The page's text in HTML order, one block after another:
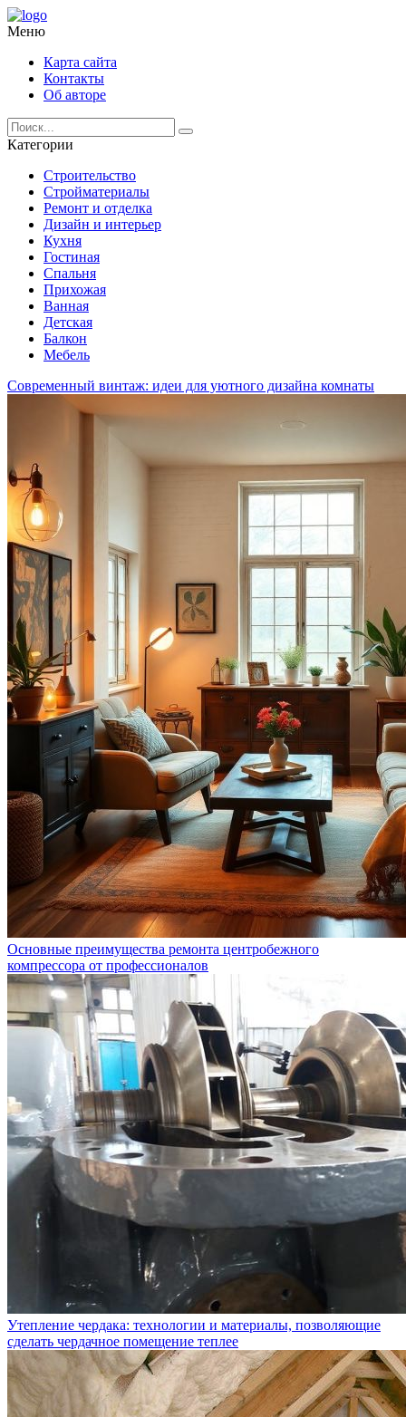
Меню
Карта сайта
Контакты
Об авторе
Категории
Строительство
Стройматериалы
Ремонт и отделка
Дизайн и интерьер
Кухня
Гостиная
Спальня
Прихожая
Ванная
Детская
Балкон
Мебель
Современный винтаж: идеи для уютного дизайна комнаты
Основные преимущества ремонта центробежного
компрессора от профессионалов
Утепление чердака: технологии и материалы, позволяющие
сделать чердачное помещение теплее